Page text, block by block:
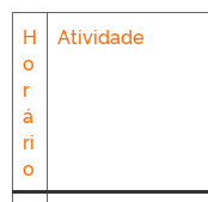
H
o
r
á
ri
o
Atividade